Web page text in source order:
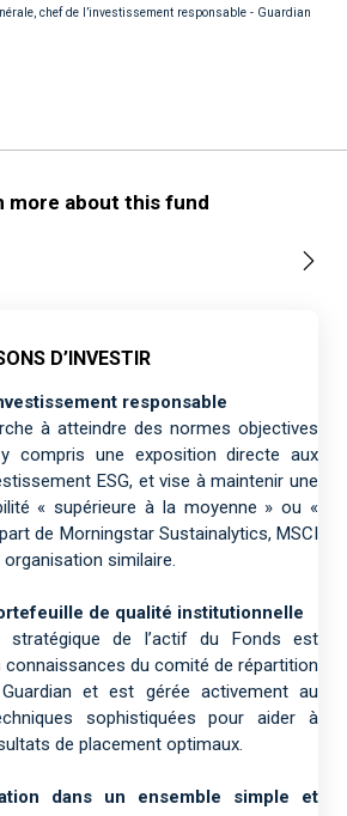
chef de l’investissement responsable - Guardian
more about this fund
D’INVESTIR
responsable
à atteindre des normes objectives
compris une exposition directe aux
ESG, et vise à maintenir une
« supérieure à la moyenne » ou «
de Morningstar Sustainalytics, MSCI
similaire.
de qualité institutionnelle
stratégique de l’actif du Fonds est
du comité de répartition
et est gérée activement au
sophistiquées pour aider à
de placement optimaux.
dans un ensemble simple et